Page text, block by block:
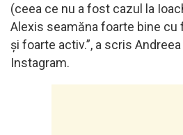
(ceea ce nu a fost cazul la
Alexis seamăna foarte bine cu
și foarte activ.”, a scris
Instagram.